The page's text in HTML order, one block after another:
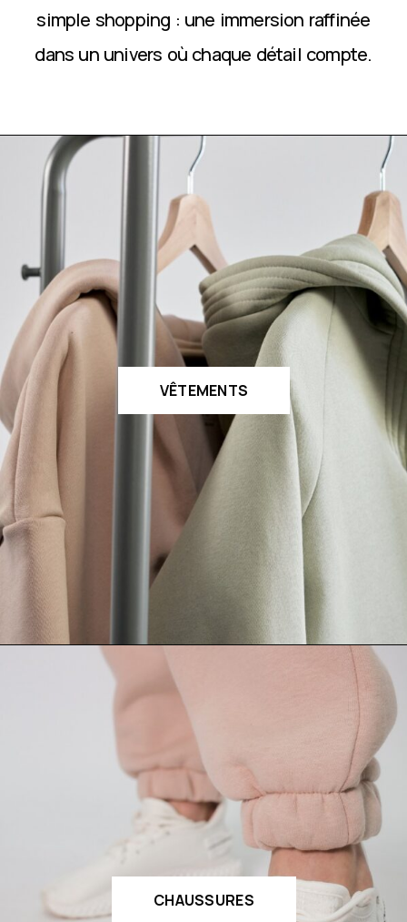
simple shopping : une immersion raffinée
dans un univers où chaque détail compte.
VÊTEMENTS
CHAUSSURES